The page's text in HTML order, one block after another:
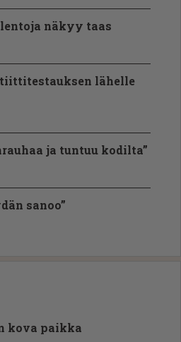
näkyy taas
lähelle
ja tuntuu kodilta”
sanoo”
kova paikka